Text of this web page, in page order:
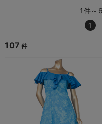
1件～
1
107 件